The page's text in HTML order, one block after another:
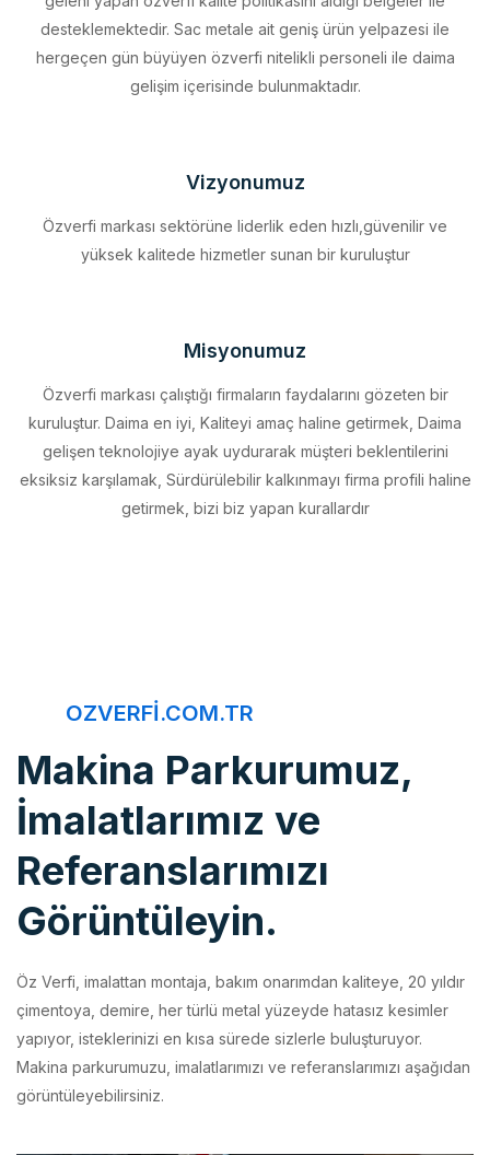
hergeçen gün büyüyen özverfi nitelikli personeli ile daima
gelişim içerisinde bulunmaktadır.
Özverfi markası sektörüne liderlik eden hızlı,güvenilir ve
Özverfi markası çalıştığı firmaların faydalarını gözeten bir
gelişen teknolojiye ayak uydurarak müşteri beklentilerini
eksiksiz karşılamak, Sürdürülebilir kalkınmayı firma profili haline
getirmek, bizi biz yapan kurallardır
Makina Parkurumuz,
İmalatlarımız ve
Referanslarımızı
Görüntüleyin.
Öz Verfi, imalattan montaja, bakım onarımdan kaliteye, 20 yıldır
yapıyor, isteklerinizi en kısa sürede sizlerle buluşturuyor.
Makina parkurumuzu, imalatlarımızı ve referanslarımızı aşağıdan
görüntüleyebilirsiniz.